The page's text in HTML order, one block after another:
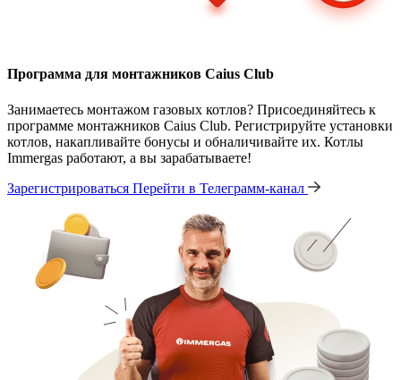
Программа для монтажников Caius Club
Занимаетесь монтажом газовых котлов? Присоединяйтесь к
программе монтажников Caius Club. Регистрируйте установки
котлов, накапливайте бонусы и обналичивайте их. Котлы
Immergas работают, а вы зарабатываете!
Зарегистрироваться Перейти в Телеграмм-канал